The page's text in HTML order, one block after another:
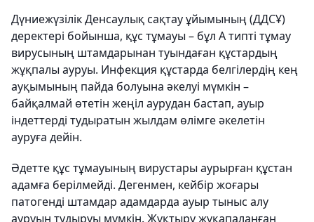
Дүниежүзілік Денсаулық сақтау ұйымының (ДДСҰ)
деректері бойынша, құс тұмауы – бұл А типті тұмау
вирусының штамдарынан туындаған құстардың
жұқпалы ауруы. Инфекция құстарда белгілердің кең
ауқымының пайда болуына әкелуі мүмкін –
байқалмай өтетін жеңіл аурудан бастап, ауыр
індеттерді тудыратын жылдам өлімге әкелетін
ауруға дейін.
Әдетте құс тұмауының вирустары аурырған құстан
адамға берілмейді. Дегенмен, кейбір жоғары
патогенді штамдар адамдарда ауыр тыныс алу
ауруын тудыруы мүмкін. Жұқтыру жұқапаланған